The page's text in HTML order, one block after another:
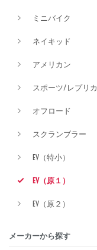
ミニバイク
ネイキッド
アメリカン
スポーツ/レプリカ
オフロード
スクランブラー
EV（特小）
EV（原１）
EV（原２）
メーカーから探す